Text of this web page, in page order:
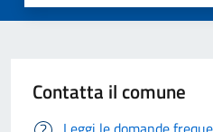
Contatta il comune